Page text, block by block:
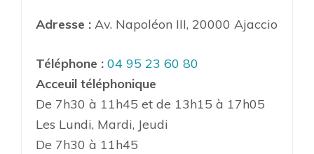
Adresse : Av. Napoléon III, 20000 Ajaccio
Téléphone : 04 95 23 60 80
Acceuil téléphonique
De 7h30 à 11h45 et de 13h15 à 17h05
Les Lundi, Mardi, Jeudi
De 7h30 à 11h45